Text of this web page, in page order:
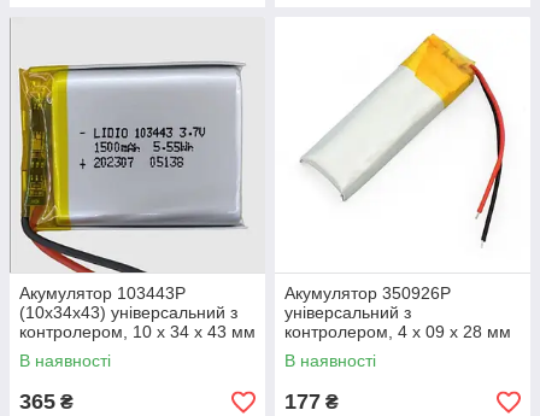
Акумулятор 103443P
(10x34x43) універсальний з
контролером, 10 х 34 х 43 мм
(1500 mAh) для електроніки
В наявності
365 ₴
Акумулятор 350926P
універсальний з
контролером, 4 х 09 х 28 мм
(85 mAh)
В наявності
177 ₴